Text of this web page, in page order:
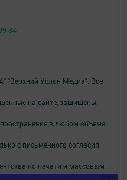
"Верхний Услон Медиа". Все
на сайте, защищены
в любом объеме
с письменного согласия
по печати и массовым
84